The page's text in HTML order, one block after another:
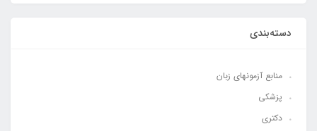
دسته‌بندی
منابع آزمونهاي زبان
پزشکی
دکتری